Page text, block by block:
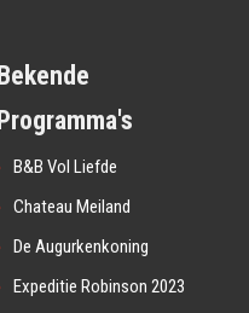
Bekende
Programma's
B&B Vol Liefde
Chateau Meiland
De Augurkenkoning
Expeditie Robinson 2023